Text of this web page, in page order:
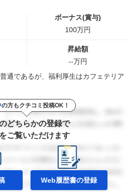
ボーナス(賞与)
100万円
昇給額
--万円
通であるが、福利厚生はカフェテリア
の方もクチコミ投稿OK！
どちらかの登録で
ご覧いただけます
Web履歴書の登録